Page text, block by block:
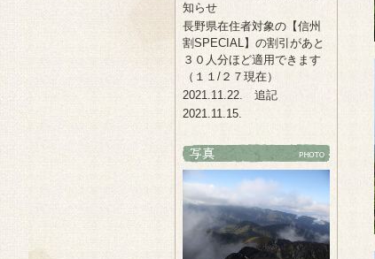
知らせ
長野県在住者対象の【信州
割SPECIAL】の割引があと
３０人分ほど適用できます
（１１/２７現在）
2021.11.22. 追記
2021.11.15.